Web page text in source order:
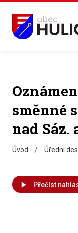
směnné
nad Sáz.
Úvod / Úřední
Přečíst